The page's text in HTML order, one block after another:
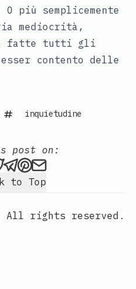
più semplicemente
mediocrità,
fatte tutti gli
contento delle
inquietudine
to Top
post on:
this post via
this post on
Tweet this post
Share this post via
Share this post
Share this
All rights reserved.